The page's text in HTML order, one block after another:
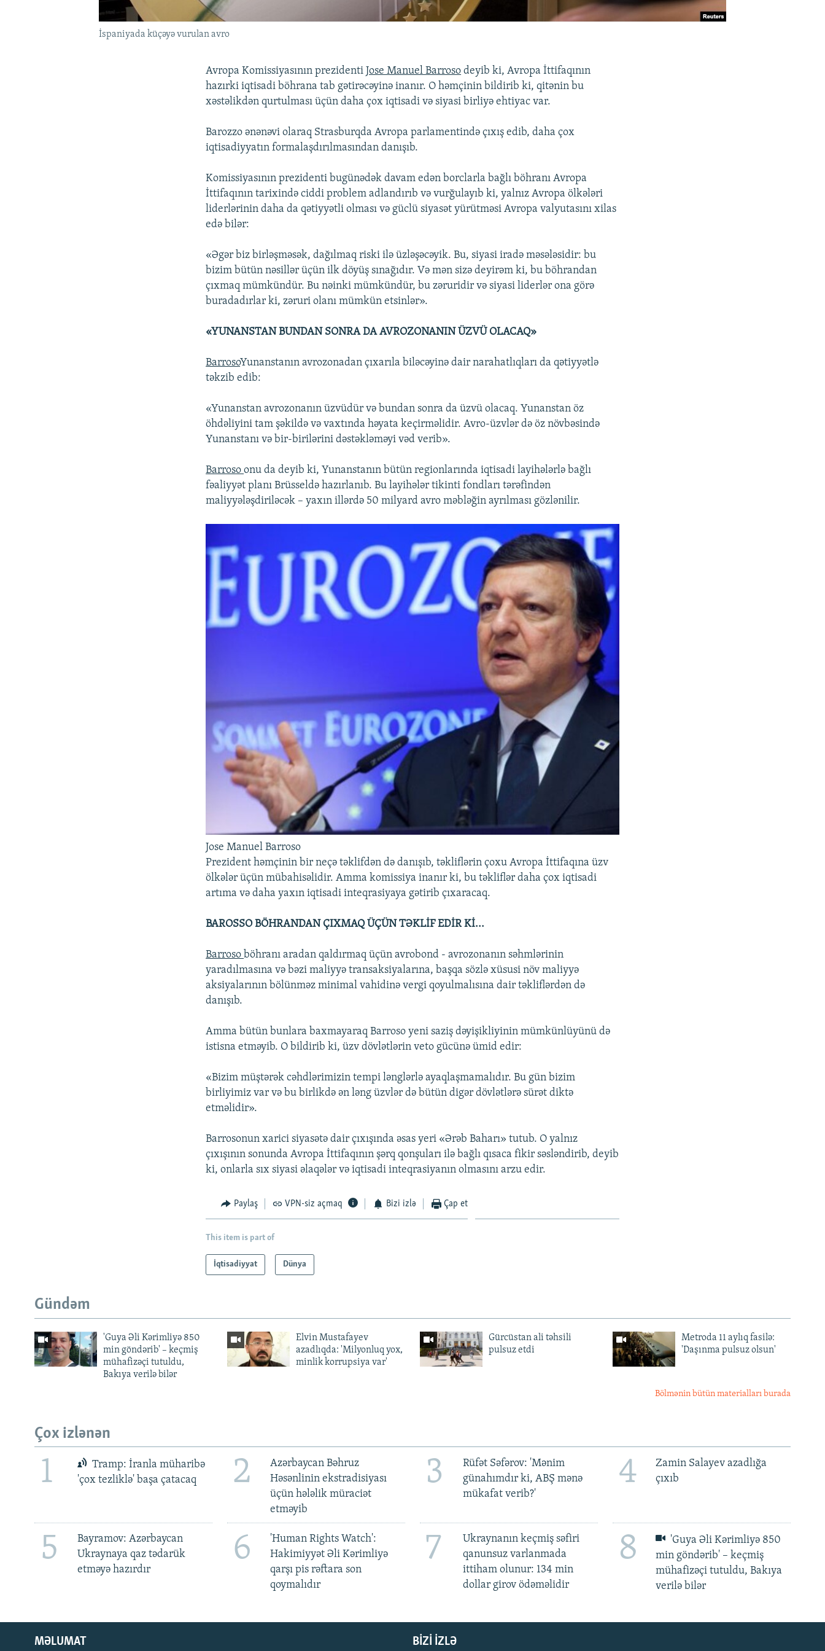
İspaniyada küçəyə vurulan avro
Avropa Komissiyasının prezidentiJose Manuel Barroso deyib ki, Avropa İttifaqının
hazırki iqtisadi böhrana tab gətirəcəyinə inanır. O həmçinin bildirib ki, qitənin bu
xəstəlikdən qurtulması üçün daha çox iqtisadi və siyasi birliyə ehtiyac var.
Barozzo ənənəvi olaraq Strasburqda Avropa parlamentində çıxış edib, daha çox
iqtisadiyyatın formalaşdırılmasından danışıb.
Komissiyasının prezidenti bugünədək davam edən borclarla bağlı böhranı Avropa
İttifaqının tarixində ciddi problem adlandırıb və vurğulayıb ki, yalnız Avropa ölkələri
liderlərinin daha da qətiyyətli olması və güclü siyasət yürütməsi Avropa valyutasını xilas
edə bilər:
«Əgər biz birləşməsək, dağılmaq riski ilə üzləşəcəyik. Bu, siyasi iradə məsələsidir: bu
bizim bütün nəsillər üçün ilk döyüş sınağıdır. Və mən sizə deyirəm ki, bu böhrandan
çıxmaq mümkündür. Bu nəinki mümkündür, bu zəruridir və siyasi liderlər ona görə
buradadırlar ki, zəruri olanı mümkün etsinlər».
«YUNANSTAN BUNDAN SONRA DA AVROZONANIN ÜZVÜ OLACAQ»
BarrosoYunanstanın avrozonadan çıxarıla biləcəyinə dair narahatlıqları da qətiyyətlə
təkzib edib:
«Yunanstan avrozonanın üzvüdür və bundan sonra da üzvü olacaq. Yunanstan öz
öhdəliyini tam şəkildə və vaxtında həyata keçirməlidir. Avro-üzvlər də öz növbəsində
Yunanstanı və bir-birilərini dəstəkləməyi vəd verib».
Barrosoonu da deyib ki, Yunanstanın bütün regionlarında iqtisadi layihələrlə bağlı
fəaliyyət planı Brüsseldə hazırlanıb. Bu layihələr tikinti fondları tərəfindən
maliyyələşdiriləcək – yaxın illərdə 50 milyard avro məbləğin ayrılması gözlənilir.
Jose Manuel Barroso
Prezident həmçinin bir neçə təklifdən də danışıb, təkliflərin çoxu Avropa İttifaqına üzv
ölkələr üçün mübahisəlidir. Amma komissiya inanır ki, bu təkliflər daha çox iqtisadi
artıma və daha yaxın iqtisadi inteqrasiyaya gətirib çıxaracaq.
BAROSSO BÖHRANDAN ÇIXMAQ ÜÇÜN TƏKLİF EDİR Kİ...
Barroso böhranı aradan qaldırmaq üçün avrobond - avrozonanın səhmlərinin
yaradılmasına və bəzi maliyyə transaksiyalarına, başqa sözlə xüsusi növ maliyyə
aksiyalarının bölünməz minimal vahidinə vergi qoyulmalısına dair təkliflərdən də
danışıb.
Amma bütün bunlara baxmayaraq Barroso yeni saziş dəyişikliyinin mümkünlüyünü də
istisna etməyib. O bildirib ki, üzv dövlətlərin veto gücünə ümid edir:
«Bizim müştərək cəhdlərimizin tempi lənglərlə ayaqlaşmamalıdır. Bu gün bizim
birliyimiz var və bu birlikdə ən ləng üzvlər də bütün digər dövlətlərə sürət diktə
etməlidir».
Barrosonun xarici siyasətə dair çıxışında əsas yeri «Ərəb Baharı» tutub. O yalnız
çıxışının sonunda Avropa İttifaqının şərq qonşuları ilə bağlı qısaca fikir səsləndirib, deyib
ki, onlarla sıx siyasi əlaqələr və iqtisadi inteqrasiyanın olmasını arzu edir.
Paylaş VPN-siz açmaq Bizi izlə Çap et
This item is part of
İqtisadiyyat Dünya
Gündəm
'Guya Əli Kərimliyə 850
min göndərib' – keçmiş
mühafizəçi tutuldu,
Bakıya verilə bilər
Elvin Mustafayev
azadlıqda: 'Milyonluq yox,
minlik korrupsiya var'
Gürcüstan ali təhsili
pulsuz etdi
Metroda 11 aylıq fasilə:
'Daşınma pulsuz olsun'
Bölmənin bütün materialları burada
Çox izlənən
1
Tramp: İranla müharibə
'çox tezliklə' başa çatacaq
2
Azərbaycan Bəhruz
Həsənlinin ekstradisiyası
üçün hələlik müraciət
etməyib
3
Rüfət Səfərov: 'Mənim
günahımdır ki, ABŞ mənə
mükafat verib?'
4
Zamin Salayev azadlığa
çıxıb
5
Bayramov: Azərbaycan
Ukraynaya qaz tədarük
etməyə hazırdır
6
'Human Rights Watch':
Hakimiyyət Əli Kərimliyə
qarşı pis rəftara son
qoymalıdır
7
Ukraynanın keçmiş səfiri
qanunsuz varlanmada
ittiham olunur: 134 min
dollar girov ödəməlidir
8
'Guya Əli Kərimliyə 850
min göndərib' – keçmiş
mühafizəçi tutuldu, Bakıya
verilə bilər
BIZI IZLƏ
MƏLUMAT